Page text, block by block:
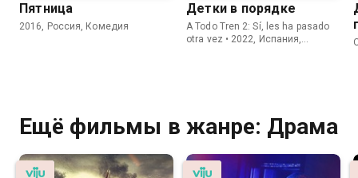
Пятница
2016, Россия, Комедия
Детки в порядке
A Todo Tren 2: Sí, les ha pasado
otra vez • 2022, Испания,
Ещё фильмы в жанре: Драма